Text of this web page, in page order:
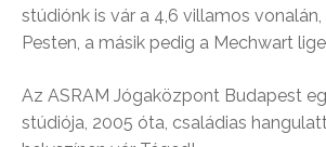
stúdiónk is vár a 4,6 villamos
Pesten, a másik pedig a Mechwart
Az ASRAM Jógaközpont Budapest
stúdiója, 2005 óta, családias